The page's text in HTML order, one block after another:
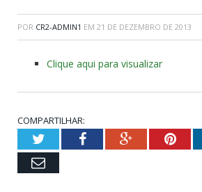
POR CR2-ADMIN1 EM 21 DE DEZEMBRO DE 2013
Clique aqui para visualizar
COMPARTILHAR:
TwitterFacebookGoogle+
Email